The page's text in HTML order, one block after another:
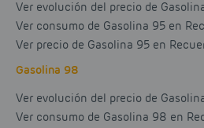
Ver evolución del precio de
Ver consumo de Gasolina 95 en
Ver precio de Gasolina 95 en
Gasolina 98
Ver evolución del precio de
Ver consumo de Gasolina 98 en